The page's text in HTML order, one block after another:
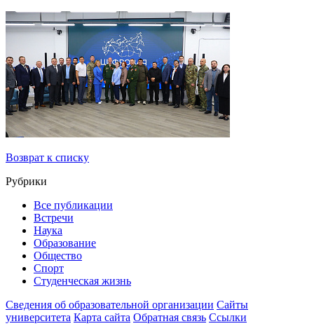
Возврат к списку
Рубрики
Все публикации
Встречи
Наука
Образование
Общество
Спорт
Студенческая жизнь
Сведения об образовательной организации Сайты
университета Карта сайта Обратная связь Ссылки